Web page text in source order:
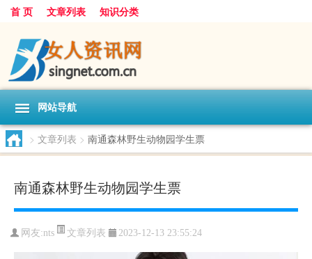
首 页 文章列表 知识分类
网站导航
> 文章列表 > 南通森林野生动物园学生票
南通森林野生动物园学生票
网友:nts 文章列表 2023-12-13 23:55:24